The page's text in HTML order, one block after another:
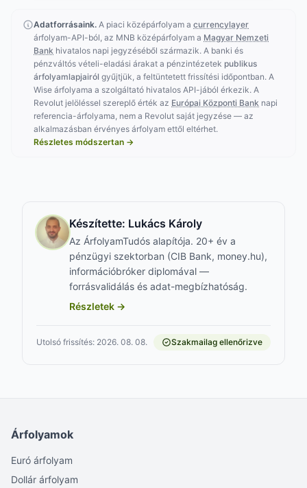
Adatforrásaink. A piaci középárfolyam a currencylayer
árfolyam-API-ból, az MNB középárfolyam a Magyar Nemzeti
Bank hivatalos napi jegyzéséből származik. A banki és
pénzváltós vételi-eladási árakat a pénzintézetek publikus
árfolyamlapjairól gyűjtjük, a feltüntetett frissítési időpontban. A
Wise árfolyama a szolgáltató hivatalos API-jából érkezik. A
Revolut jelöléssel szereplő érték az Európai Központi Bank napi
referencia-árfolyama, nem a Revolut saját jegyzése — az
alkalmazásban érvényes árfolyam ettől eltérhet.
Részletes módszertan →
Készítette: Lukács Károly
Az ÁrfolyamTudós alapítója. 20+ év a
pénzügyi szektorban (CIB Bank, money.hu),
információbróker diplomával —
forrásvalidálás és adat-megbízhatóság.
Részletek →
Utolsó frissítés: 2026. 08. 08. Szakmailag ellenőrizve
Árfolyamok
Euró árfolyam
Dollár árfolyam